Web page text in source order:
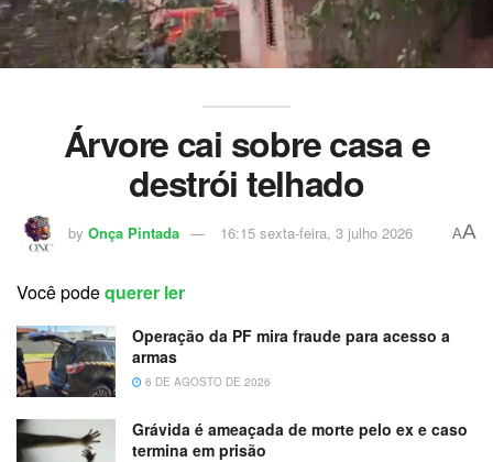
Árvore cai sobre casa e
destrói telhado
by Onça Pintada 16:15 sexta-feira, 3 julho 2026 AA
Você podequerer ler
Operação da PF mira fraude para acesso a
armas
6 DE AGOSTO DE 2026
Grávida é ameaçada de morte pelo ex e caso
termina em prisão